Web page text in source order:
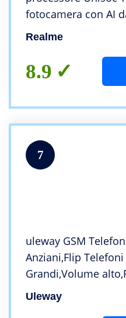
fotocamera con AI
massiva da 5000
Realme
8.9
7
uleway GSM
Anziani,Flip
Grandi,Volume
+1.77″ Doppio
Uleway